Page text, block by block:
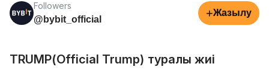
Followers
@bybit_official
+Жазылу
TRUMP(Official Trump) туралы жиі